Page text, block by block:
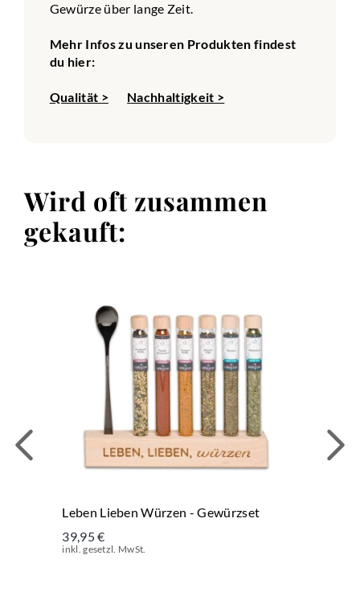
Gewürze über lange Zeit.
Mehr Infos zu unseren Produkten findest
du hier:
Qualität > Nachhaltigkeit >
Wird oft zusammen
gekauft:
Leben Lieben Würzen - Gewürzset
39,95 €
inkl. gesetzl. MwSt.